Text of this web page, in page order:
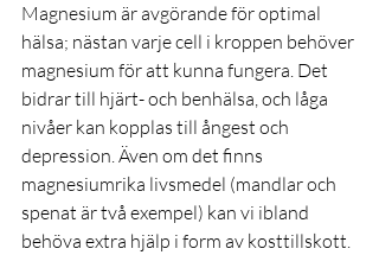
Magnesium är avgörande för optimal
hälsa; nästan varje cell i kroppen behöver
magnesium för att kunna fungera. Det
bidrar till hjärt- och benhälsa, och låga
nivåer kan kopplas till ångest och
depression. Även om det finns
magnesiumrika livsmedel (mandlar och
spenat är två exempel) kan vi ibland
behöva extra hjälp i form av kosttillskott.